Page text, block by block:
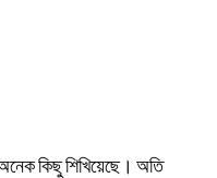
কিছু শিখিয়েছে। অতি